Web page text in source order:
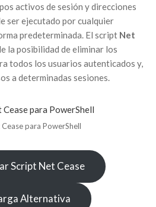
activos de sesión y direcciones
ser ejecutado por cualquier
predeterminada. El script Net
la posibilidad de eliminar los
todos los usuarios autenticados y,
a determinadas sesiones.
para PowerShell
Script Net Cease
Alternativa